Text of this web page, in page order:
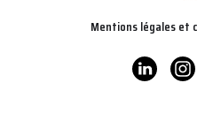
Mentions légales et